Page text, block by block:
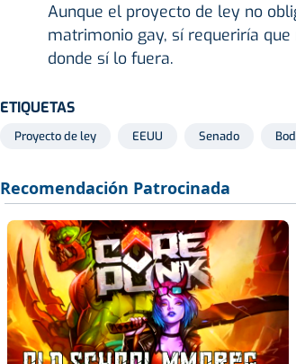
Aunque el proyecto de ley no
matrimonio gay, sí requeriría
donde sí lo fuera.
ETIQUETAS
Proyecto de ley EEUU Senado